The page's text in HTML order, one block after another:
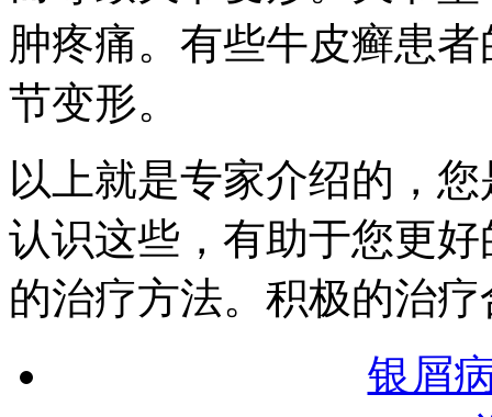
肿疼痛。有些牛皮癣患
节变形。
以上就是专家介绍的，
认识这些，有助于您更
的治疗方法。积极的治
银屑